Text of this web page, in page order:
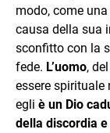
modo, come
causa della sua
sconfitto con la
fede. L’uomo,
essere spirituale
egli è un Dio
della discordia